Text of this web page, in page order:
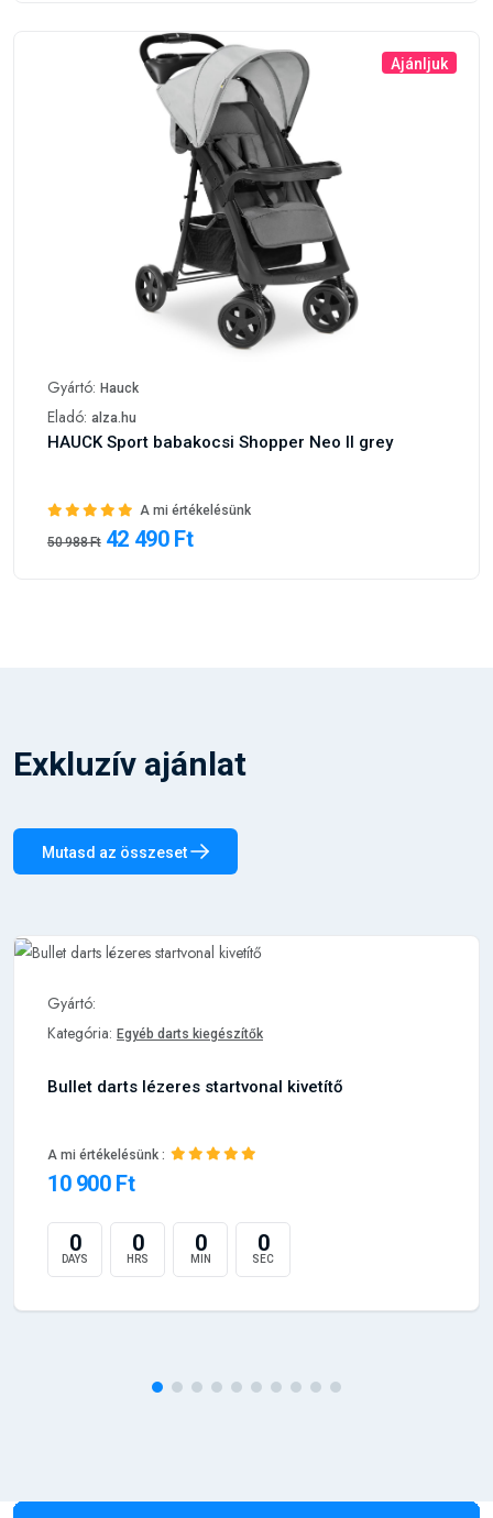
Ajánljuk
Gyártó: Hauck
Eladó: alza.hu
HAUCK Sport babakocsi Shopper Neo II grey
A mi értékelésünk
50 988 Ft 42 490 Ft
Exkluzív ajánlat
Mutasd az összeset
Gyártó:
Kategória: Egyéb darts kiegészítők
Bullet darts lézeres startvonal kivetítő
A mi értékelésünk :
10 900 Ft
0
DAYS
0
HRS
0
MIN
0
SEC